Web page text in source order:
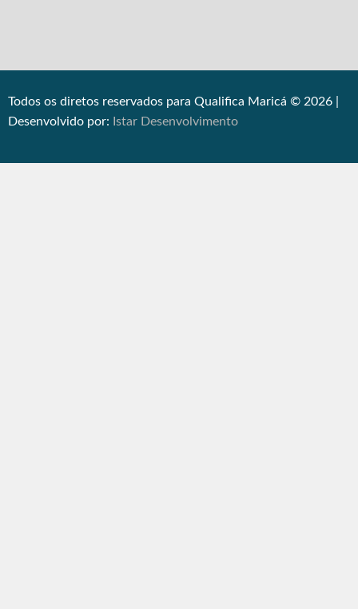
Todos os diretos reservados para Qualifica Maricá © 2026 |
Desenvolvido por: Istar Desenvolvimento